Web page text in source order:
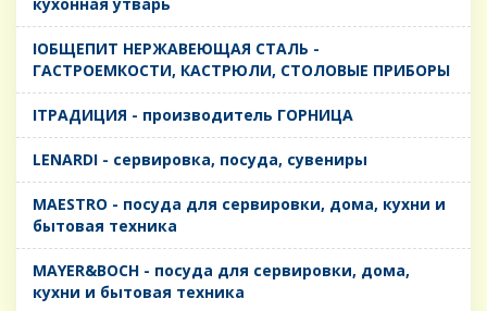
IОБЩЕПИТ НЕРЖАВЕЮЩАЯ СТАЛЬ -
ГАСТРОЕМКОСТИ, КАСТРЮЛИ, СТОЛОВЫЕ ПРИБОРЫ
IТРАДИЦИЯ - производитель ГОРНИЦА
LENARDI - сервировка, посуда, сувениры
MAESTRO - посуда для сервировки, дома, кухни и
бытовая техника
MAYER&BOCH - посуда для сервировки, дома,
кухни и бытовая техника